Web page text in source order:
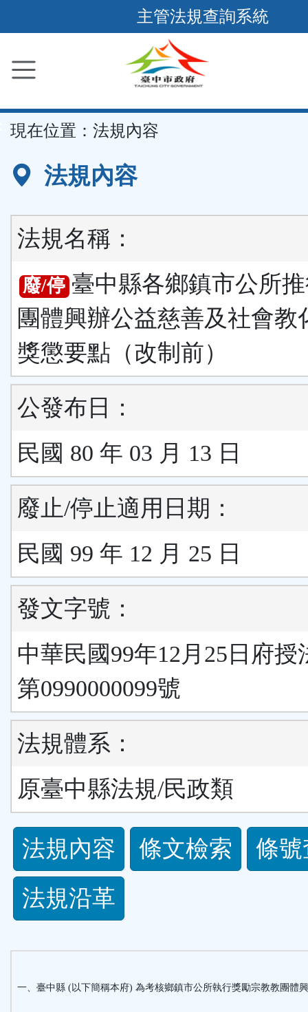
到
要
容
區
主管法規查詢系統
現在位置： 法規內容
法規內容
法規名稱：
廢/停 臺中縣各鄉鎮市公所
團體興辦公益慈善及社會教
獎懲要點（改制前）
公發布日：
民國 80 年 03 月 13 日
廢止/停止適用日期：
民國 99 年 12 月 25 日
發文字號：
中華民國99年12月25日府授
第0990000099號
法規體系：
原臺中縣法規/民政類
法
規
功
能
法規內容 條文檢索
條
法規沿革
一、臺中縣 (以下簡稱本府) 為考核鄉鎮市公所執行獎勵宗教教團體